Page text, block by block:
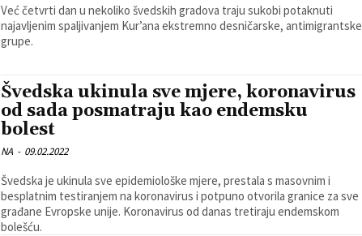
Već četvrti dan u nekoliko švedskih gradova traju sukobi potaknuti
najavljenim spaljivanjem Kur’ana ekstremno desničarske, antimigrantske
grupe.
Švedska ukinula sve mjere, koronavirus
od sada posmatraju kao endemsku
bolest
NA - 09.02.2022
Švedska je ukinula sve epidemiološke mjere, prestala s masovnim i
besplatnim testiranjem na koronavirus i potpuno otvorila granice za sve
građane Evropske unije. Koronavirus od danas tretiraju endemskom
bolešću.